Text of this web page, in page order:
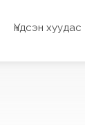
Үндсэн хуудас